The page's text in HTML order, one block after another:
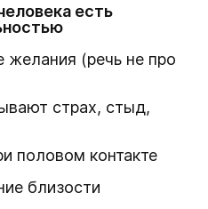
есть
желания (речь не про
страх, стыд,
половом контакте
близости